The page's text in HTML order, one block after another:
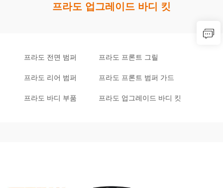
프라도 업그레이드 바디 킷
프라도 전면 범퍼 프라도 프론트 그릴
프라도 리어 범퍼 프라도 프론트 범퍼 가드
프라도 바디 부품 프라도 업그레이드 바디 킷